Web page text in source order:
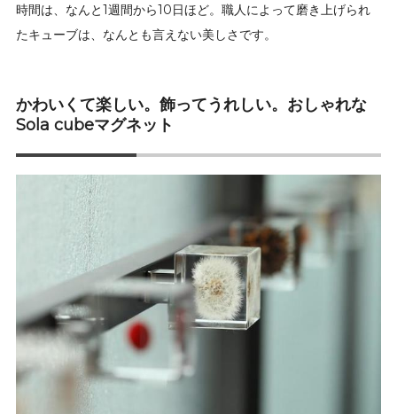
時間は、なんと1週間から10日ほど。職人によって磨き上げられ
たキューブは、なんとも言えない美しさです。
かわいくて楽しい。飾ってうれしい。おしゃれな
Sola cubeマグネット